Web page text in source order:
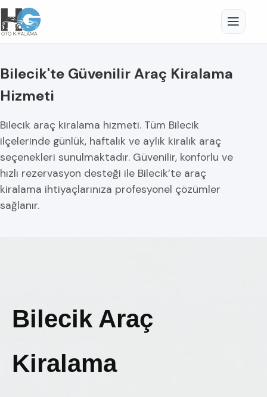
Bilecik'te Güvenilir Araç Kiralama
Hizmeti
Bilecik araç kiralama hizmeti. Tüm Bilecik
ilçelerinde günlük, haftalık ve aylık kiralık araç
seçenekleri sunulmaktadır. Güvenilir, konforlu ve
hızlı rezervasyon desteği ile Bilecik’te araç
kiralama ihtiyaçlarınıza profesyonel çözümler
sağlanır.
Bilecik Araç
Kiralama